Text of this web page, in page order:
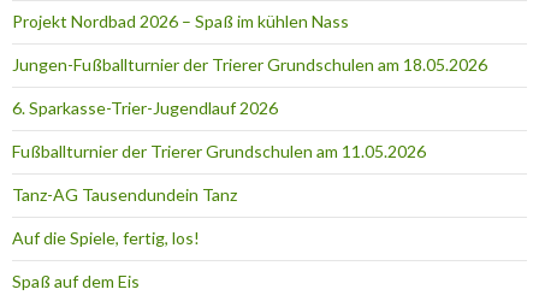
Projekt Nordbad 2026 – Spaß im kühlen Nass
Jungen-Fußballturnier der Trierer Grundschulen am 18.05.2026
6. Sparkasse-Trier-Jugendlauf 2026
Fußballturnier der Trierer Grundschulen am 11.05.2026
Tanz-AG Tausendundein Tanz
Auf die Spiele, fertig, los!
Spaß auf dem Eis